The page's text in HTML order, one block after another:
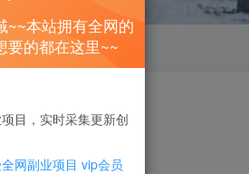
~~本站拥有全网的
要的都在这里~~
目，实时采集更新创
网副业项目 vip会员